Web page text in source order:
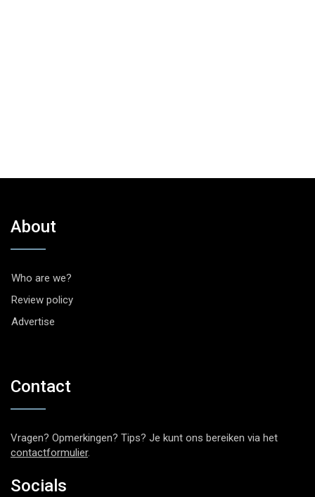
About
Who are we?
Review policy
Advertise
Contact
Vragen? Opmerkingen? Tips? Je kunt ons bereiken via het
contactformulier.
Socials